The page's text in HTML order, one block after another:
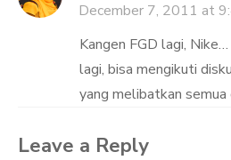
December 7, 2011 at
Kangen FGD lagi,
lagi, bisa mengikuti
yang melibatkan semua
Leave a Reply